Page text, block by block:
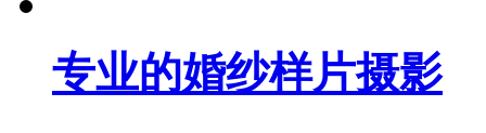
专业的婚纱样片摄影